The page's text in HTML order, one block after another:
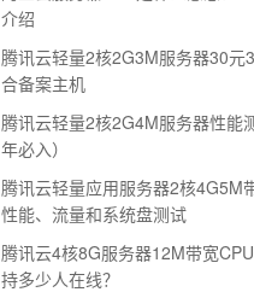
介绍
腾讯云轻量2核2G3M服务器30元
合备案主机
腾讯云轻量2核2G4M服务器性能
年必入）
腾讯云轻量应用服务器2核4G5M
性能、流量和系统盘测试
腾讯云4核8G服务器12M带宽
持多少人在线？